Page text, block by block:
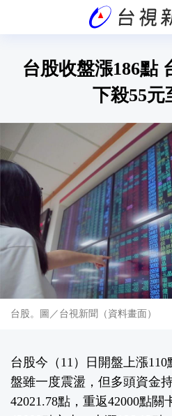
台股收盤漲186點
下殺55元
台股。圖／台視新聞（資料畫面）
台股今（11）日開盤上漲
盤雖一度震盪，但多頭資金
42021.78點，重返42000點